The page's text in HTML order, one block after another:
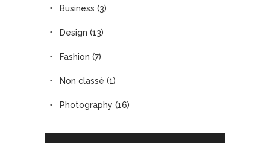
Business (3)
Design (13)
Fashion (7)
Non classé (1)
Photography (16)